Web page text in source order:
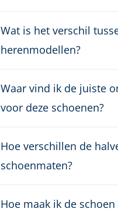
Wat is het verschil
herenmodellen?
Waar vind ik de juiste
voor deze schoenen?
Hoe verschillen de
schoenmaten?
Hoe maak ik de